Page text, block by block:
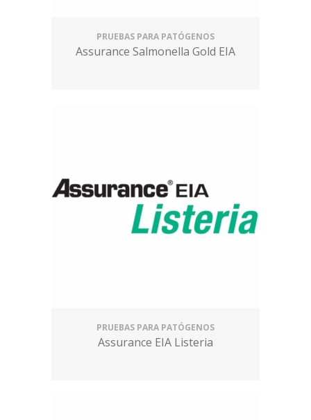
PRUEBAS PARA PATÓGENOS
Assurance Salmonella Gold EIA
PRUEBAS PARA PATÓGENOS
Assurance EIA Listeria